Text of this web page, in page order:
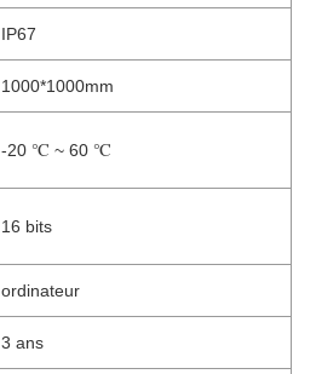
IP67
1000*1000mm
-20 ℃ ~ 60 ℃
16 bits
ordinateur
3 ans